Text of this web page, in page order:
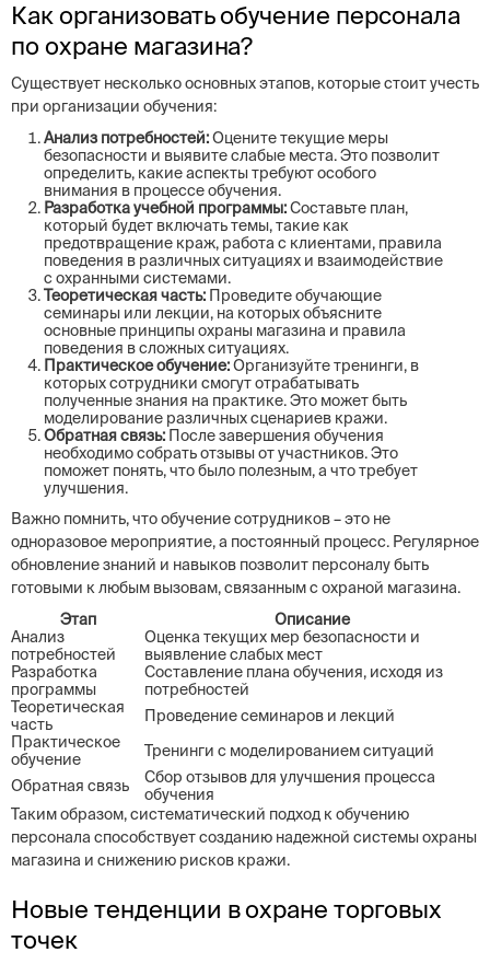
Как организовать обучение персонала
по охране магазина?
Существует несколько основных этапов, которые стоит учесть
при организации обучения:
Анализ потребностей:Оцените текущие меры
безопасности и выявите слабые места. Это позволит
определить, какие аспекты требуют особого
внимания в процессе обучения.
Разработка учебной программы:Составьте план,
который будет включать темы, такие как
предотвращение краж, работа с клиентами, правила
поведения в различных ситуациях и взаимодействие
с охранными системами.
Теоретическая часть: Проведите обучающие
семинары или лекции, на которых объясните
основные принципы охраны магазина и правила
поведения в сложных ситуациях.
Практическое обучение:Организуйте тренинги, в
которых сотрудники смогут отрабатывать
полученные знания на практике. Это может быть
моделирование различных сценариев кражи.
Обратная связь: После завершения обучения
необходимо собрать отзывы от участников. Это
поможет понять, что было полезным, а что требует
улучшения.
Важно помнить, что обучение сотрудников – это не
одноразовое мероприятие, а постоянный процесс. Регулярное
обновление знаний и навыков позволит персоналу быть
готовыми к любым вызовам, связанным с охраной магазина.
Этап
Описание
Анализ
потребностей
Оценка текущих мер безопасности и
выявление слабых мест
Разработка
программы
Составление плана обучения, исходя из
потребностей
Теоретическая
часть
Проведение семинаров и лекций
Практическое
обучение
Тренинги с моделированием ситуаций
Обратная связь
Сбор отзывов для улучшения процесса
обучения
Таким образом, систематический подход к обучению
персонала способствует созданию надежной системы охраны
магазина и снижению рисков кражи.
Новые тенденции в охране торговых
точек